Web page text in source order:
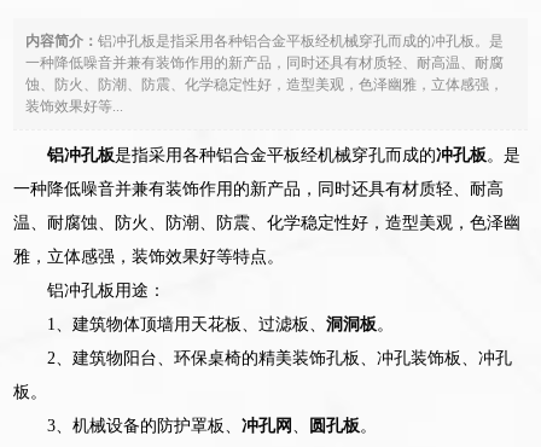
内容简介：铝冲孔板是指采用各种铝合金平板经机械穿孔而成的冲孔板。是
一种降低噪音并兼有装饰作用的新产品，同时还具有材质轻、耐高温、耐腐
蚀、防火、防潮、防震、化学稳定性好，造型美观，色泽幽雅，立体感强，
装饰效果好等...
铝冲孔板是指采用各种铝合金平板经机械穿孔而成的冲孔板 。是
一种降低噪音并兼有装饰作用的新产品，同时还具有材质轻、耐高
温、耐腐蚀、防火、防潮、防震、化学稳定性好，造型美观，色泽幽
雅，立体感强，装饰效果好等特点。
铝冲孔板用途：
1、建筑物体顶墙用天花板、过滤板、洞洞板 。
2、建筑物阳台、环保桌椅的精美装饰孔板、冲孔装饰板、冲孔
板。
3、机械设备的防护罩板、冲孔网 圆孔板 。